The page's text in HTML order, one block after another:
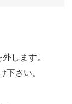
します。
下さい。